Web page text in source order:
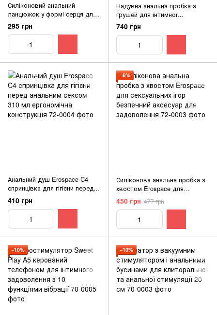
Силіконовий анальний
ланцюжок у формі серця для
м'якої стимуляції і
задоволення для жінок і
чоловіків
295 грн
Надувна анальна пробка з
грушей для інтимної
стимуляції з медичного
силікону 15 см для
комфортного використання
740 грн
Анальний душ Erospace C4
спринцівка для гігієни перед
анальним сексом 310 мл
ергономічна конструкція
410 грн
−6%
Силіконова анальна пробка з
хвостом Erospace для
сексуальних ігор безпечний
аксесуар для задоволення
450 грн 477 грн
−10% −10%